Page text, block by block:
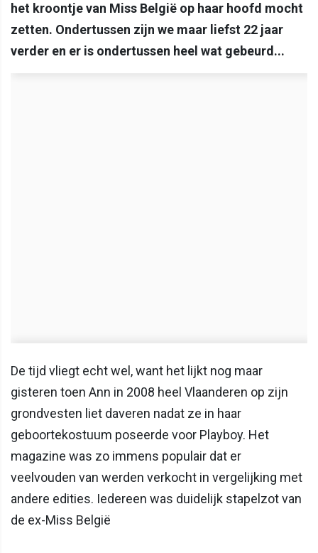
het kroontje van Miss België op haar hoofd mocht
zetten. Ondertussen zijn we maar liefst 22 jaar
verder en er is ondertussen heel wat gebeurd...
De tijd vliegt echt wel, want het lijkt nog maar
gisteren toen Ann in 2008 heel Vlaanderen op zijn
grondvesten liet daveren nadat ze in haar
geboortekostuum poseerde voor Playboy. Het
magazine was zo immens populair dat er
veelvouden van werden verkocht in vergelijking met
andere edities. Iedereen was duidelijk stapelzot van
de ex-Miss België